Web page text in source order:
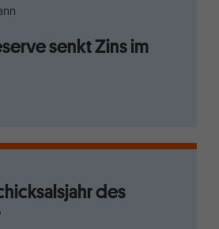
senkt Zins im
des